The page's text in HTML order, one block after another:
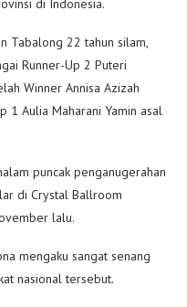
di Indonesia.
Tabalong 22 tahun silam,
Runner-Up 2 Puteri
Winner Annisa Azizah
1 Aulia Maharani Yamin asal
puncak penganugerahan
di Crystal Ballroom
lalu.
mengaku sangat senang
nasional tersebut.